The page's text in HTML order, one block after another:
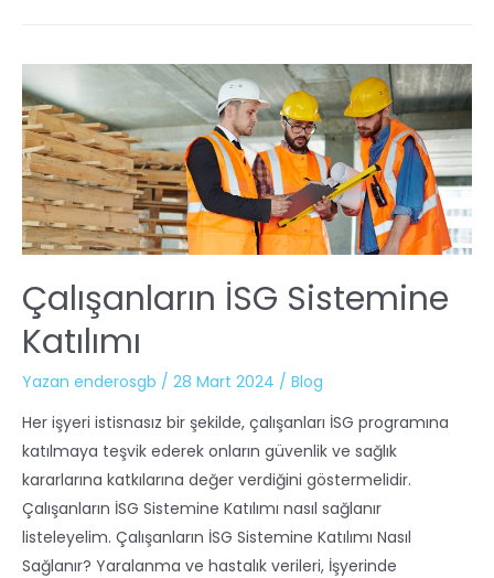
Çalışanların İSG Sistemine
Katılımı
Yazan enderosgb / 28 Mart 2024 / Blog
Her işyeri istisnasız bir şekilde, çalışanları İSG programına
katılmaya teşvik ederek onların güvenlik ve sağlık
kararlarına katkılarına değer verdiğini göstermelidir.
Çalışanların İSG Sistemine Katılımı nasıl sağlanır
listeleyelim. Çalışanların İSG Sistemine Katılımı Nasıl
Sağlanır? Yaralanma ve hastalık verileri, İşyerinde